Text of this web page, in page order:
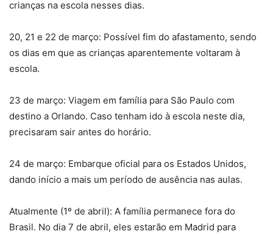
crianças na escola nesses dias.
20, 21 e 22 de março: Possível fim do afastamento, sendo
os dias em que as crianças aparentemente voltaram à
escola.
23 de março: Viagem em família para São Paulo com
destino a Orlando. Caso tenham ido à escola neste dia,
precisaram sair antes do horário.
24 de março: Embarque oficial para os Estados Unidos,
dando início a mais um período de ausência nas aulas.
Atualmente (1º de abril): A família permanece fora do
Brasil. No dia 7 de abril, eles estarão em Madrid para